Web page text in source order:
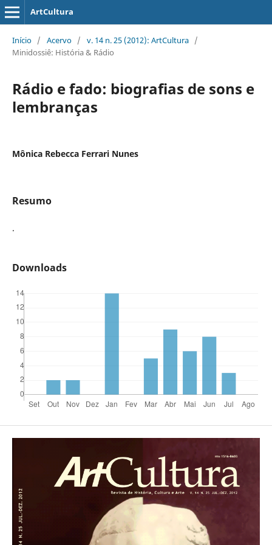
ArtCultura
Início / Acervo / v. 14 n. 25 (2012): ArtCultura /
Minidossiê: História & Rádio
Rádio e fado: biografias de sons e
lembranças
Mônica Rebecca Ferrari Nunes
Resumo
.
Downloads